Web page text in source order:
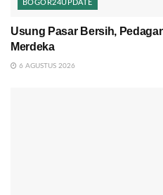
BOGOR24UPDATE
Usung Pasar Bersih,
Merdeka
6 AGUSTUS 2026